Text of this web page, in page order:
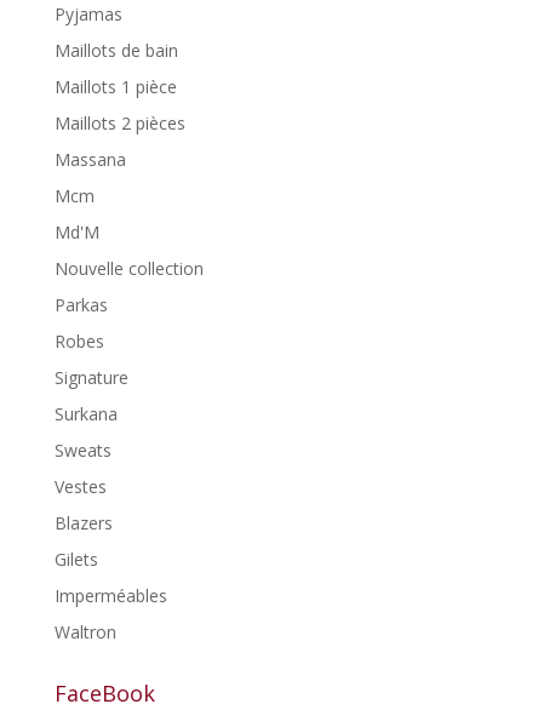
Pyjamas
Maillots de bain
Maillots 1 pièce
Maillots 2 pièces
Massana
Mcm
Md'M
Nouvelle collection
Parkas
Robes
Signature
Surkana
Sweats
Vestes
Blazers
Gilets
Imperméables
Waltron
FaceBook